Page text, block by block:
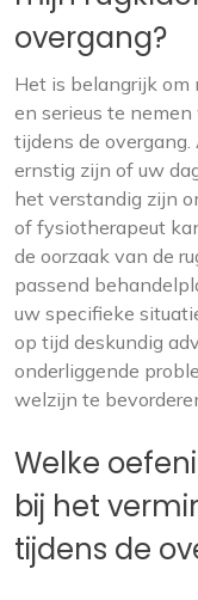
overgang?
Het is belangrijk om
en serieus te
tijdens de overgang.
ernstig zijn of uw
het verstandig zijn
of fysiotherapeut
de oorzaak van de
passend
uw specifieke
op tijd deskundig
onderliggende
welzijn te
Welke
bij het
tijdens de